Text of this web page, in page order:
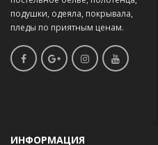
подушки, одеяла, покрывала,
пледы по приятным ценам.
ИНФОРМАЦИЯ